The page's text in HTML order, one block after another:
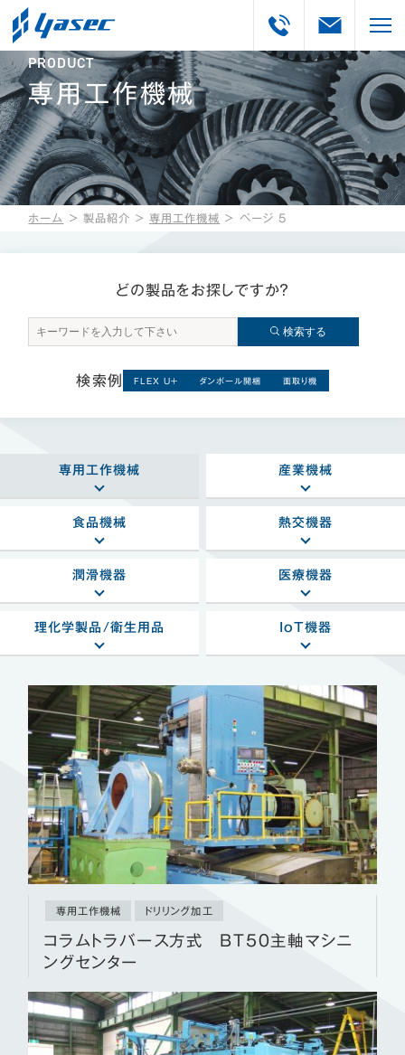
PRODUCT
専用工作機械
ホーム ＞ 製品紹介 ＞専用工作機械 ＞ ページ 5
どの製品をお探しですか？
検索する
検索例 FLEX U＋ ダンボール開梱 面取り機
専用工作機械 産業機械
食品機械 熱交機器
潤滑機器 医療機器
理化学製品/衛生用品 IoT機器
専用工作機械 ドリリング加工
コラムトラバース方式 BT50主軸マシニ
ングセンター